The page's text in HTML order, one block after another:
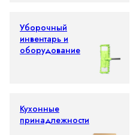
Уборочный
инвентарь и
оборудование
Кухонные
принадлежности